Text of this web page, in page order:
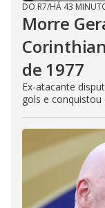
DO R7/HÁ 43
Morre
de 1977
Ex-atacante
gols e conquistou